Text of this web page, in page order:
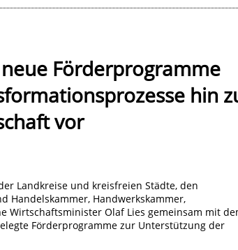
Förderprogramme
hin
vor
Landkreise und kreisfreien Städte, den
Handelskammer, Handwerkskammer,
Wirtschaftsminister Olaf Lies gemeinsam mit
Förderprogramme zur Unterstützung der